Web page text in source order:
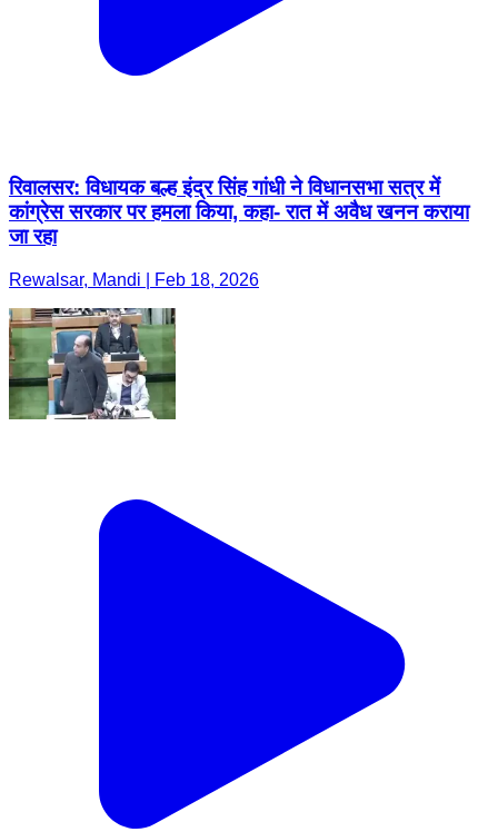
रिवालसर: विधायक बल्ह इंद्र सिंह गांधी ने विधानसभा सत्र में
कांग्रेस सरकार पर हमला किया, कहा- रात में अवैध खनन कराया
जा रहा
Rewalsar, Mandi | Feb 18, 2026